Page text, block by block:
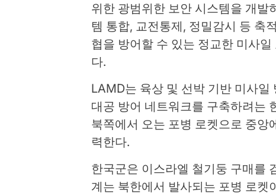
위한 광범위한 보안 시스템을 개발
템 통합, 교전통제, 정밀감시 등 축
협을 방어할 수 있는 정교한 미사
다.
LAMD는 육상 및 선박 기반 미사일
대공 방어 네트워크를 구축하려는
북쪽에서 오는 포병 로켓으로 중앙
력한다.
한국군은 이스라엘 철기둥 구매를
계는 북한에서 발사되는 포병 로켓